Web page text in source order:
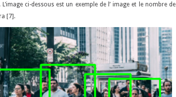
ci-dessous est un exemple de l’ image et le nombre de
[7].